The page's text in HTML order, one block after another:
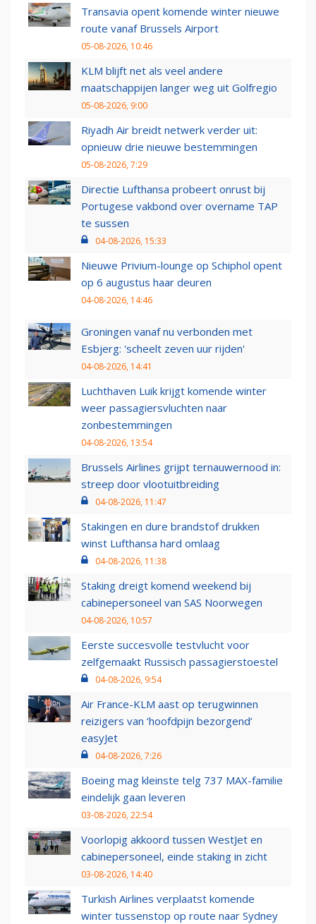
Transavia opent komende winter nieuwe
route vanaf Brussels Airport
05-08-2026, 10:46
KLM blijft net als veel andere
maatschappijen langer weg uit Golfregio
05-08-2026, 9:00
Riyadh Air breidt netwerk verder uit:
opnieuw drie nieuwe bestemmingen
05-08-2026, 7:29
Directie Lufthansa probeert onrust bij
Portugese vakbond over overname TAP
te sussen
04-08-2026, 15:33
Nieuwe Privium-lounge op Schiphol opent
op 6 augustus haar deuren
04-08-2026, 14:46
Groningen vanaf nu verbonden met
Esbjerg: 'scheelt zeven uur rijden'
04-08-2026, 14:41
Luchthaven Luik krijgt komende winter
weer passagiersvluchten naar
zonbestemmingen
04-08-2026, 13:54
Brussels Airlines grijpt ternauwernood in:
streep door vlootuitbreiding
04-08-2026, 11:47
Stakingen en dure brandstof drukken
winst Lufthansa hard omlaag
04-08-2026, 11:38
Staking dreigt komend weekend bij
cabinepersoneel van SAS Noorwegen
04-08-2026, 10:57
Eerste succesvolle testvlucht voor
zelfgemaakt Russisch passagierstoestel
04-08-2026, 9:54
Air France-KLM aast op terugwinnen
reizigers van ‘hoofdpijn bezorgend’
easyJet
04-08-2026, 7:26
Boeing mag kleinste telg 737 MAX-familie
eindelijk gaan leveren
03-08-2026, 22:54
Voorlopig akkoord tussen WestJet en
cabinepersoneel, einde staking in zicht
03-08-2026, 14:40
Turkish Airlines verplaatst komende
winter tussenstop op route naar Sydney